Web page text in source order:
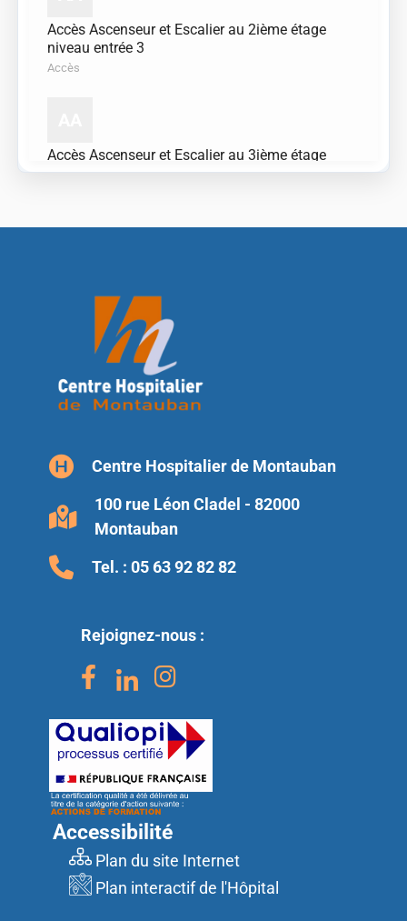
Accès Ascenseur et Escalier au 2ième étage
niveau entrée 3
Accès
Accès Ascenseur et Escalier au 3ième étage
niveau accueil
niveau entrée 1
Accès Ascenseur et Escalier au premier étage
Accès Ascenseur et Escalier au premier étage
Accès
niveau entrée 3
AA
Accès Ascenseur et Escalier au rdc du bas 1
Accès
AA
Accès Ascenseur et Escalier au rdc du bas 2
Centre Hospitalier de Montauban
100 rue Léon Cladel - 82000
Montauban
Tel. : 05 63 92 82 82
Rejoignez-nous :
Accessibilité
Plan du site Internet
Plan interactif de l'Hôpital